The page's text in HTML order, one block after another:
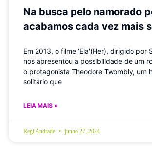
Na busca pelo namorado
acabamos cada vez mais
Em 2013, o filme ‘Ela'(Her), dirigido por
nos apresentou a possibilidade de um
o protagonista Theodore Twombly, um
solitário que
LEIA MAIS »
Regi Andrade junho 27, 2024